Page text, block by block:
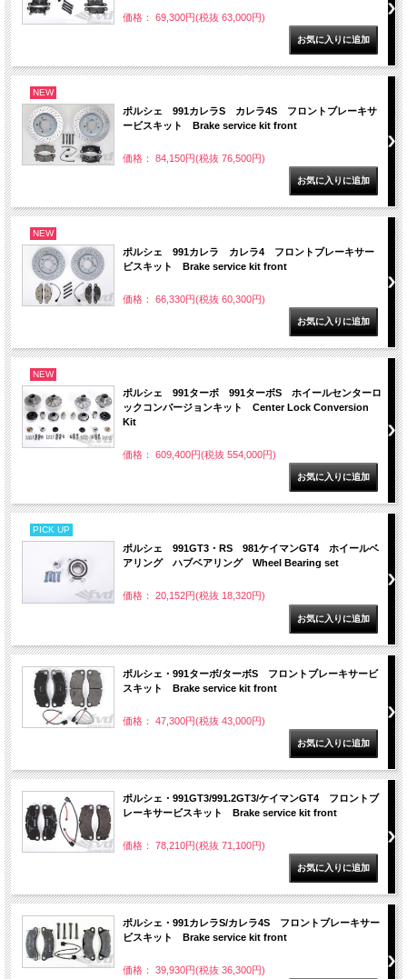
価格： 69,300円(税抜 63,000円)
NEW
ポルシェ 991カレラS カレラ4S フロントブレーキサ
ービスキット Brake service kit front
価格： 84,150円(税抜 76,500円)
NEW
ポルシェ 991カレラ カレラ4 フロントブレーキサー
ビスキット Brake service kit front
価格： 66,330円(税抜 60,300円)
NEW
ポルシェ 991ターボ 991ターボS ホイールセンターロ
ックコンバージョンキット Center Lock Conversion
Kit
価格： 609,400円(税抜 554,000円)
PICK UP
ポルシェ 991GT3・RS 981ケイマンGT4 ホイールベ
アリング ハブベアリング Wheel Bearing set
価格： 20,152円(税抜 18,320円)
ポルシェ・991ターボ/ターボS フロントブレーキサービ
スキット Brake service kit front
価格： 47,300円(税抜 43,000円)
ポルシェ・991GT3/991.2GT3/ケイマンGT4 フロントブ
レーキサービスキット Brake service kit front
価格： 78,210円(税抜 71,100円)
ポルシェ・991カレラS/カレラ4S フロントブレーキサー
ビスキット Brake service kit front
価格： 39,930円(税抜 36,300円)